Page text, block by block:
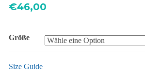
€46,00
Größe
Size Guide